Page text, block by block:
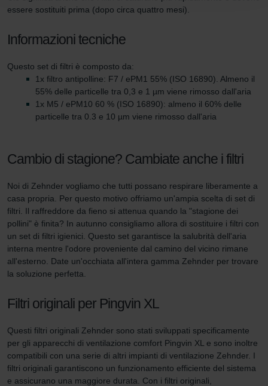
Zehnder Group Nederland bv: Privacyverklaringen
Zehnder Group Sales International: Privacy Policy
Zehnder Polska Sp. z o.o.: Oświadczenie o ochronie
Zehnder Group UK Limited: Privacy Policy
essere sostituiti prima (dopo circa quattro mesi).
Informazioni tecniche
Questo set di filtri è composto da:
1x filtro antipolline: F7 / ePM1 55% (ISO 16890). Almeno il
55% delle particelle tra 0,3 e 1 µm viene rimosso dall'aria
1x M5 / ePM10 60 % (ISO 16890): almeno il 60% delle
particelle tra 0.3 e 10 µm viene rimosso dall'aria
Cambio di stagione? Cambiate anche i filtri
Noi di Zehnder vogliamo che tutti possano respirare liberamente a
casa propria. Per questo motivo offriamo un'ampia scelta di set di
filtri. Il raffreddore da fieno si attenua quando la "stagione dei
pollini" è finita? In autunno consigliamo allora di sostituire i filtri con
un set di filtri igienici. Questo set garantisce la salubrità dell'aria
interna mentre l'odore proveniente dal camino del vicino rimane
all'esterno. Date un'occhiata all'intera gamma Zehnder per trovare
la soluzione perfetta.
Filtri originali per Pingvin XL
Questi filtri originali Zehnder sono stati sviluppati specificamente
per gli apparecchi di ventilazione comfort Pingvin XL e sono inoltre
compatibili con una serie di altri impianti di ventilazione Zehnder. I
filtri originali garantiscono un funzionamento efficiente del sistema
e assicurano una maggiore durata. Con i filtri originali,